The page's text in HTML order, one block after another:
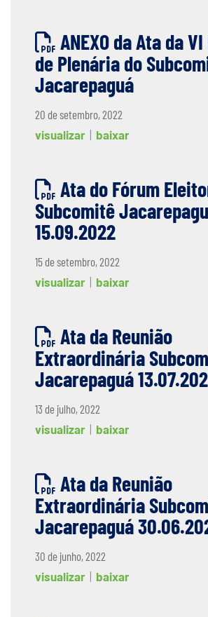
ANEXO da Ata da
de Plenária do
Jacarepaguá
20 de setembro, 2022
visualizar
baixar
Ata do Fórum
Subcomitê
15.09.2022
15 de setembro, 2022
visualizar
baixar
Ata da Reunião
Extraordinária
Jacarepaguá
13 de julho, 2022
visualizar
baixar
Ata da Reunião
Extraordinária
Jacarepaguá
30 de junho, 2022
visualizar
baixar